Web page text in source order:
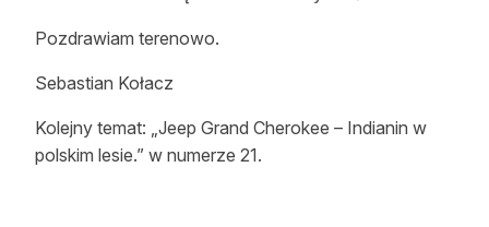
Pozdrawiam terenowo.
Sebastian Kołacz
Kolejny temat: „Jeep Grand Cherokee – Indianin w
polskim lesie.” w numerze 21.